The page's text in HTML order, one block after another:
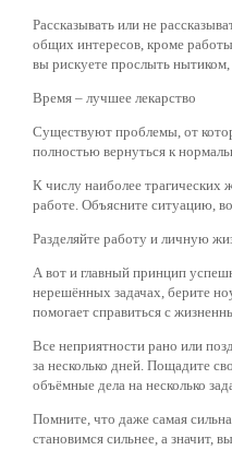
Рассказывать или не
общих интересов, кроме
вы рискуете прослыть
Время – лучшее лекарство
Существуют проблемы, от
полностью вернуться к
К числу наиболее трагических
работе. Объясните ситуацию,
Разделяйте работу и личную
А вот и главный принцип
нерешённых задачах, берите
помогает справиться с
Все неприятности рано или
за несколько дней. Пощадите
объёмные дела на несколько
Помните, что даже самая
становимся сильнее, а значит,